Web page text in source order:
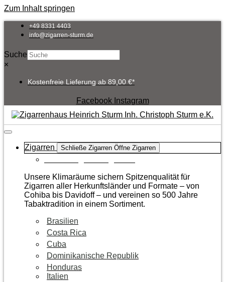
Zum Inhalt springen
+49 8331 4403
info@zigarren-sturm.de
Suche
×
Kostenfreie Lieferung ab 89,00 €*
Facebook Instagram
Zigarren Schließe Zigarren Öffne Zigarren
Unsere Klimaräume sichern Spitzenqualität für
Zigarren aller Herkunftsländer und Formate – von
Cohiba bis Davidoff – und vereinen so 500 Jahre
Tabaktradition in einem Sortiment.
Brasilien
Costa Rica
Cuba
Dominikanische Republik
Honduras
Italien